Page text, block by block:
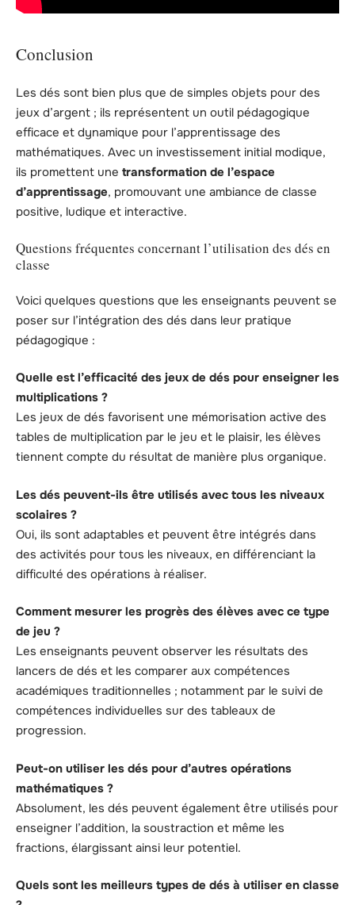
Conclusion
Les dés sont bien plus que de simples objets pour des
jeux d’argent ; ils représentent un outil pédagogique
efficace et dynamique pour l’apprentissage des
mathématiques. Avec un investissement initial modique,
ils promettent une transformation de l’espace
d’apprentissage, promouvant une ambiance de classe
positive, ludique et interactive.
Questions fréquentes concernant l’utilisation des dés en
classe
Voici quelques questions que les enseignants peuvent se
poser sur l’intégration des dés dans leur pratique
pédagogique :
Quelle est l’efficacité des jeux de dés pour enseigner les
multiplications ?
Les jeux de dés favorisent une mémorisation active des
tables de multiplication par le jeu et le plaisir, les élèves
tiennent compte du résultat de manière plus organique.
Les dés peuvent-ils être utilisés avec tous les niveaux
scolaires ?
Oui, ils sont adaptables et peuvent être intégrés dans
des activités pour tous les niveaux, en différenciant la
difficulté des opérations à réaliser.
Comment mesurer les progrès des élèves avec ce type
de jeu ?
Les enseignants peuvent observer les résultats des
lancers de dés et les comparer aux compétences
académiques traditionnelles ; notamment par le suivi de
compétences individuelles sur des tableaux de
progression.
Peut-on utiliser les dés pour d’autres opérations
mathématiques ?
Absolument, les dés peuvent également être utilisés pour
enseigner l’addition, la soustraction et même les
fractions, élargissant ainsi leur potentiel.
Quels sont les meilleurs types de dés à utiliser en classe